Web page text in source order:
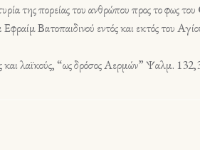
της πορείας του ανθρώπου προς το φως
Βατοπαιδινού εντός και εκτός του
και λαϊκούς, “ως δρόσος Aερμών” Ψαλμ.